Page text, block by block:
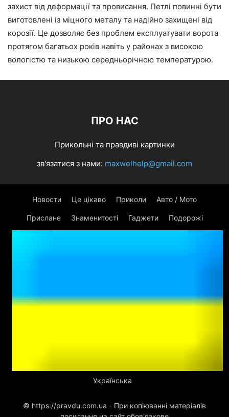
захист від деформації та провисання. Петлі повинні бути
виготовлені із міцного металу та надійно захищені від
корозії. Це дозволяє без проблем експлуатувати ворота
протягом багатьох років навіть у районах з високою
вологістю та низькою середньорічною температурою.
ПРО НАС
Прикольні та правдиві картинки
зв'язатися з нами: maxwelhelp@gmail.com
Новости Це цікаво Приколи Авто / Мото
Прислане Знаменитості Гаджети Подорожі
Українська
© https://pravdu.com.ua - При копіюванні матеріалів